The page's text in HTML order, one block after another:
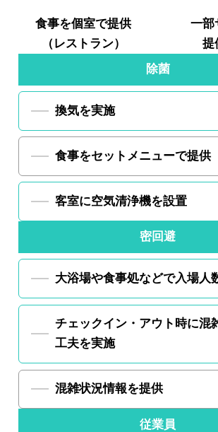
食事を個室で提供
（レストラン）
一部
提
除菌
換気を実施
食事をセットメニューで提供
客室に空気清浄機を設置
密回避
大浴場や食事処などで入場人
チェックイン・アウト時に混
工夫を実施
混雑状況情報を提供
従業員